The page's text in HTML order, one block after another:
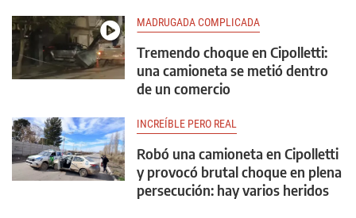
MADRUGADA COMPLICADA
Tremendo choque en Cipolletti:
una camioneta se metió dentro
de un comercio
INCREÍBLE PERO REAL
Robó una camioneta en Cipolletti
y provocó brutal choque en plena
persecución: hay varios heridos